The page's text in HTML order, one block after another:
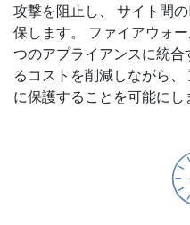
攻撃を阻止し、 サイト間
保します。 ファイアウォ
つのアプライアンスに統
るコストを削減しながら
に保護することを可能にし